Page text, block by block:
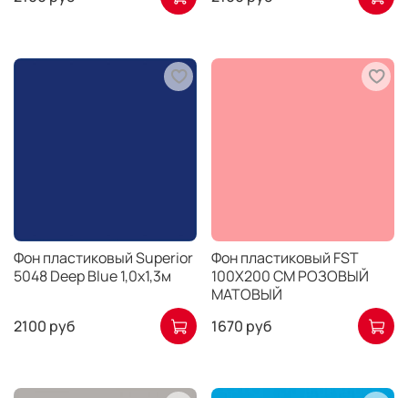
Фон пластиковый Superior
5048 Deep Blue 1,0х1,3м
2100 руб
Фон пластиковый FST
100X200 СМ РОЗОВЫЙ
МАТОВЫЙ
1670 руб